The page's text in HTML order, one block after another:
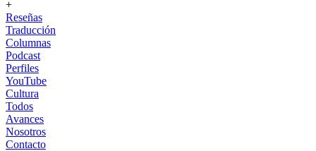
+
Reseñas
Traducción
Columnas
Podcast
Perfiles
YouTube
Cultura
Todos
Avances
Nosotros
Contacto